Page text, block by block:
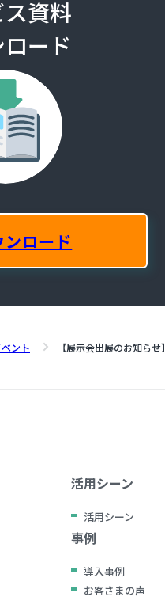
資料
ード
ロード
ント 【展示会出展のお知らせ】
活用シーン
活用シーン
事例
導入事例
お客さまの声